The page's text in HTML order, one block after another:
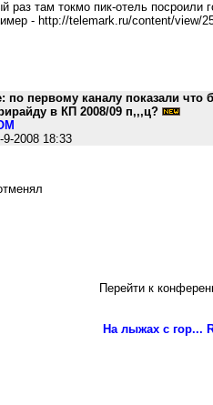
там токмо пик-отель посроили
- http://telemark.ru/content/view/
по первому каналу показали что
в КП 2008/09 п,,,ц?
9-2008 18:33
Перейти к
На лыжах с гор...